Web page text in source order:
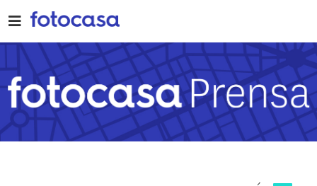
to
content